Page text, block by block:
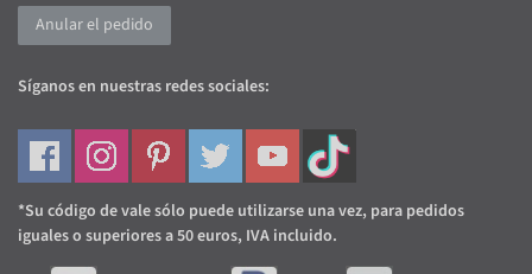
Anular el pedido
Síganos en nuestras redes sociales:
*Su código de vale sólo puede utilizarse una vez, para pedidos
iguales o superiores a 50 euros, IVA incluido.